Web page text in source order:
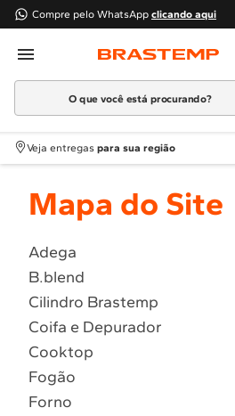
Compre pelo WhatsApp clicando aqui
Em que podemos
Atendimento
O que você está procurando?
Termos mais buscados
1º Geladeira
2
Fogao
4 º Lava Louça
5 º Cooktop
6º Microondas Brastemp
7º Forno
8º Embutir
9º Combos
Veja entregas para sua região
Mapa do Site
Adega
B.blend
Cilindro Brastemp
Coifa e Depurador
Cooktop
Fogão
Forno